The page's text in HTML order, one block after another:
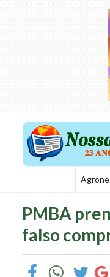
PMBA
falso